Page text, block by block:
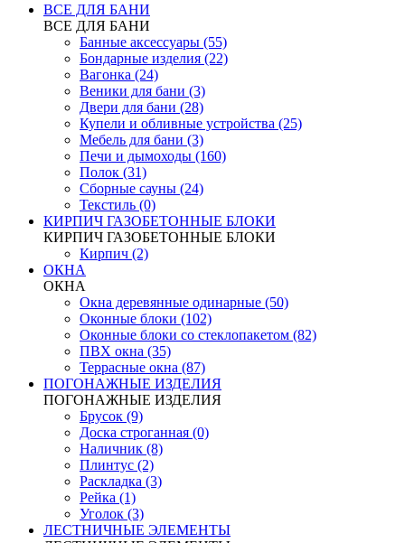
ВСЕ ДЛЯ БАНИ
ВСЕ ДЛЯ БАНИ
Банные аксессуары (55)
Бондарные изделия (22)
Вагонка (24)
Веники для бани (3)
Двери для бани (28)
Купели и обливные устройства (25)
Мебель для бани (3)
Печи и дымоходы (160)
Полок (31)
Сборные сауны (24)
Текстиль (0)
КИРПИЧ ГАЗОБЕТОННЫЕ БЛОКИ
КИРПИЧ ГАЗОБЕТОННЫЕ БЛОКИ
Кирпич (2)
ОКНА
ОКНА
Окна деревянные одинарные (50)
Оконные блоки (102)
Оконные блоки со стеклопакетом (82)
ПВХ окна (35)
Террасные окна (87)
ПОГОНАЖНЫЕ ИЗДЕЛИЯ
ПОГОНАЖНЫЕ ИЗДЕЛИЯ
Брусок (9)
Доска строганная (0)
Наличник (8)
Плинтус (2)
Раскладка (3)
Рейка (1)
Уголок (3)
ЛЕСТНИЧНЫЕ ЭЛЕМЕНТЫ